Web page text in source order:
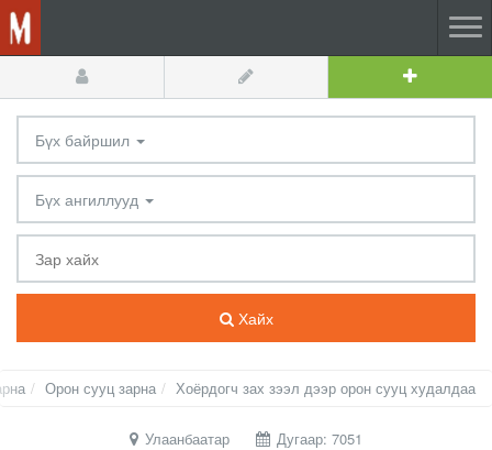
Бүх байршил
Бүх ангиллууд
Хайх
Орон сууц зарна Хоёрдогч зах зээл дээр орон сууц худалдаа
Улаанбаатар Дугаар: 7051